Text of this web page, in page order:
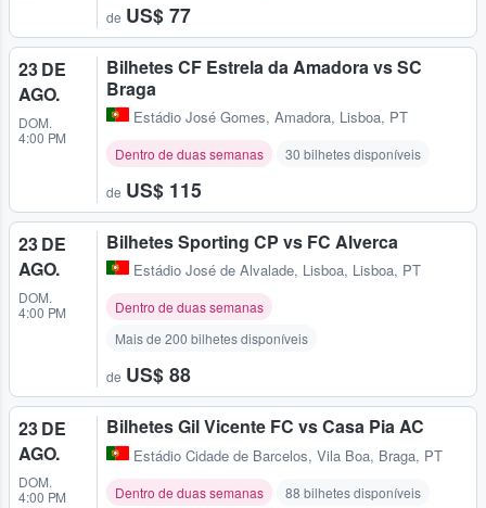
de US$ 77
23 DE
AGO.
DOM.
4:00 PM
Bilhetes CF Estrela da Amadora vs SC
Braga
Estádio José Gomes, Amadora, Lisboa, PT
Dentro de duas semanas 30 bilhetes disponíveis
de US$ 115
23 DE
AGO.
DOM.
4:00 PM
Bilhetes Sporting CP vs FC Alverca
Estádio José de Alvalade, Lisboa, Lisboa, PT
Dentro de duas semanas
Mais de 200 bilhetes disponíveis
de US$ 88
23 DE
AGO.
DOM.
4:00 PM
Bilhetes Gil Vicente FC vs Casa Pia AC
Estádio Cidade de Barcelos, Vila Boa, Braga, PT
Dentro de duas semanas 88 bilhetes disponíveis